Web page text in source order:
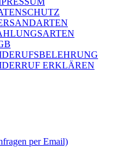
ERKLÄREN
per Email)